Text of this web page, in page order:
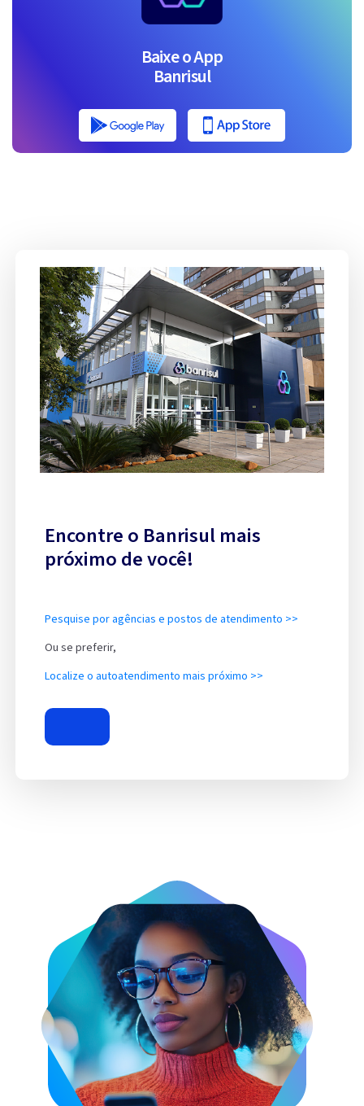
Baixe o App
Banrisul
Encontre o Banrisul mais
próximo de você!
Pesquise por agências e postos de atendimento >>
Ou se preferir,
Localize o autoatendimento mais próximo >>